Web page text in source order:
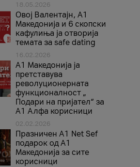
18.05.2026
Овој Валентајн, A1
Македонија и 6 скопски
кафулиња ја отворија
темата за safe dating
16.02.2026
А1 Македонија ја
претставува
револуционерната
функционалност „
Подари на пријател“ за
А1 Алфа корисници
02.02.2026
Празничен A1 Net Sеf
подарок од А1
Македонија за сите
корисници